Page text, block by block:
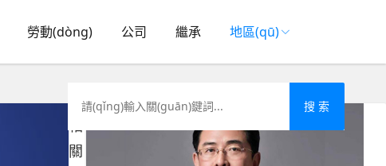
勞動(dòng) 公司 繼承 地區(qū)
搜 索
相
關